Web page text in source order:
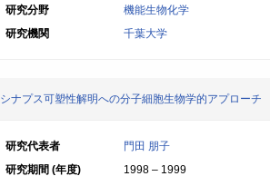
研究分野
機能生物化学
研究機関
千葉大学
シナプス可塑性解明への分子細胞生物学的アプローチ
研究代表者
門田 朋子
研究期間 (年度)
1998 – 1999